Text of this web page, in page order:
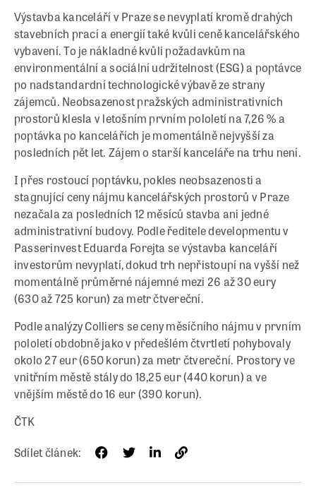
Výstavba kanceláří v Praze se nevyplatí kromě drahých
stavebních prací a energií také kvůli ceně kancelářského
vybavení. To je nákladné kvůli požadavkům na
environmentální a sociální udržitelnost (ESG) a poptávce
po nadstandardní technologické výbavě ze strany
zájemců. Neobsazenost pražských administrativních
prostorů klesla v letošním prvním pololetí na 7,26 % a
poptávka po kancelářích je momentálně nejvyšší za
posledních pět let. Zájem o starší kanceláře na trhu není.
I přes rostoucí poptávku, pokles neobsazenosti a
stagnující ceny nájmu kancelářských prostorů v Praze
nezačala za posledních 12 měsíců stavba ani jedné
administrativní budovy. Podle ředitele developmentu v
Passerinvest Eduarda Forejta se výstavba kanceláří
investorům nevyplatí, dokud trh nepřistoupí na vyšší než
momentálně průměrné nájemné mezi 26 až 30 eury
(630 až 725 korun) za metr čtvereční.
Podle analýzy Colliers se ceny měsíčního nájmu v prvním
pololetí obdobně jako v předešlém čtvrtletí pohybovaly
okolo 27 eur (650 korun) za metr čtvereční. Prostory ve
vnitřním městě stály do 18,25 eur (440 korun) a ve
vnějším městě do 16 eur (390 korun).
ČTK
Sdílet článek: